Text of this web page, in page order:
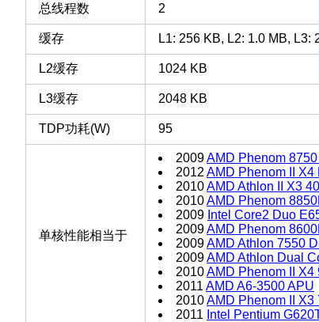
总线程数 2
缓存 L1: 256 KB, L2: 1.0 MB, L3:
L2缓存 1024 KB
L3缓存 2048 KB
TDP功耗(W) 95
单核性能相当于
2009AMD Phenom
2012 AMD Phenom II X4
2010AMD Athlon II X3
2010AMD Phenom
2009 Intel Core2 Duo
2009AMD Phenom
2009AMD Athlon 7550
2009AMD Athlon Dual
2010AMD Phenom II X4
2011 AMD A6-3500 APU
2010AMD Phenom II X3
2011 Intel Pentium